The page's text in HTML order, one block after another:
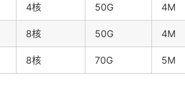
4核 50G 4M
8核 50G 4M
8核 70G 5M